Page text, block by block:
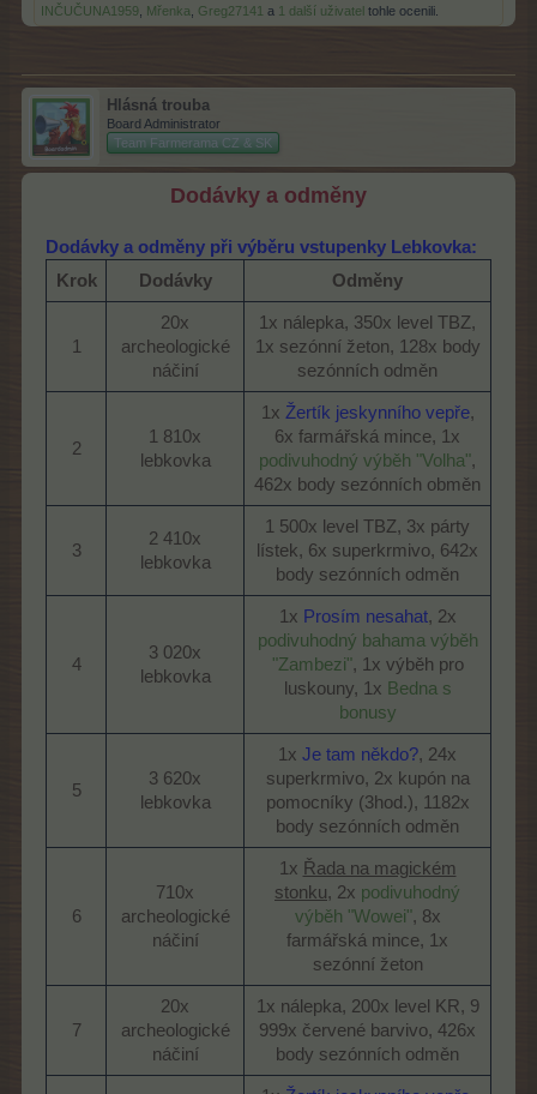
INČUČUNA1959 Mřenka Greg27141 a 1 další uživatel tohle ocenili.
Hlásná trouba
Board Administrator
Team Farmerama CZ & SK
Dodávky a odměny
Dodávky a odměny při výběru vstupenky Lebkovka:
Krok
Dodávky Odměny
1​
20x
archeologické
náčiní​
1x nálepka, 350x level TBZ,
1x sezónní žeton, 128x body
sezónních odměn​
2​
1 810x
lebkovka​
1x Žertík jeskynního vepře,
6x farmářská mince, 1x
podivuhodný výběh "Volha",
462x body sezónních obměn​
3​
2 410x
lebkovka​
1 500x level TBZ, 3x párty
lístek, 6x superkrmivo, 642x
body sezónních odměn​
4​
3 020x
lebkovka​
1x Prosím nesahat, 2x
podivuhodný bahama výběh
"Zambezi", 1x výběh pro
luskouny, 1x Bedna s
bonusy
5​
3 620x
lebkovka​
1x Je tam někdo?, 24x
superkrmivo, 2x kupón na
pomocníky (3hod.), 1182x
body sezónních odměn​
6​
710x
archeologické
náčiní​
1x Řada na magickém
stonku, 2x podivuhodný
výběh "Wowei", 8x
farmářská mince, 1x
sezónní žeton​
7​
20x
archeologické
náčiní​
1x nálepka, 200x level KR, 9
999x červené barvivo, 426x
body sezónních odměn​